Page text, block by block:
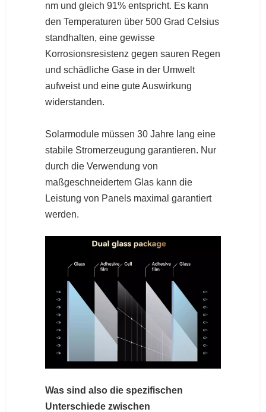
nm und gleich 91% entspricht. Es kann
den Temperaturen über 500 Grad Celsius
standhalten, eine gewisse
Korrosionsresistenz gegen sauren Regen
und schädliche Gase in der Umwelt
aufweist und eine gute Auswirkung
widerstanden.
Solarmodule müssen 30 Jahre lang eine
stabile Stromerzeugung garantieren. Nur
durch die Verwendung von
maßgeschneidertem Glas kann die
Leistung von Panels maximal garantiert
werden.
Was sind also die spezifischen
Unterschiede zwischen